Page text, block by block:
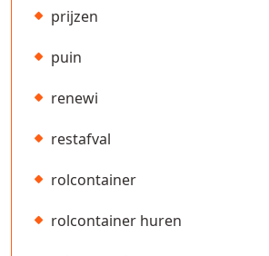
prijzen
puin
renewi
restafval
rolcontainer
rolcontainer huren